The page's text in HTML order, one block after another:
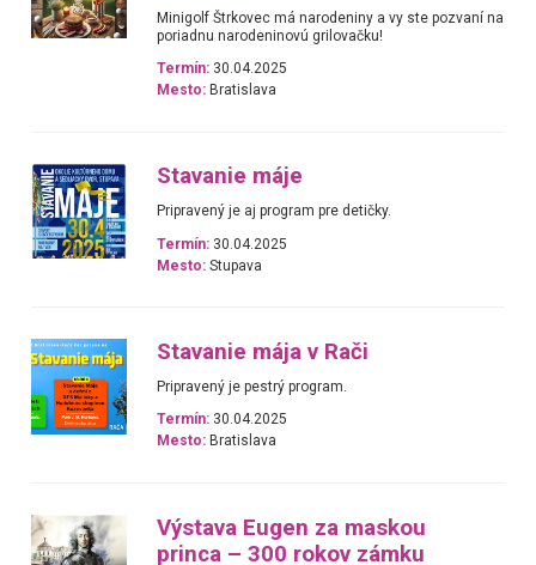
Minigolf Štrkovec má narodeniny a vy ste pozvaní na
poriadnu narodeninovú grilovačku!
Termín: 30.04.2025
Mesto: Bratislava
Stavanie máje
Pripravený je aj program pre detičky.
Termín: 30.04.2025
Mesto: Stupava
Stavanie mája v Rači
Pripravený je pestrý program.
Termín: 30.04.2025
Mesto: Bratislava
Výstava Eugen za maskou
princa – 300 rokov zámku